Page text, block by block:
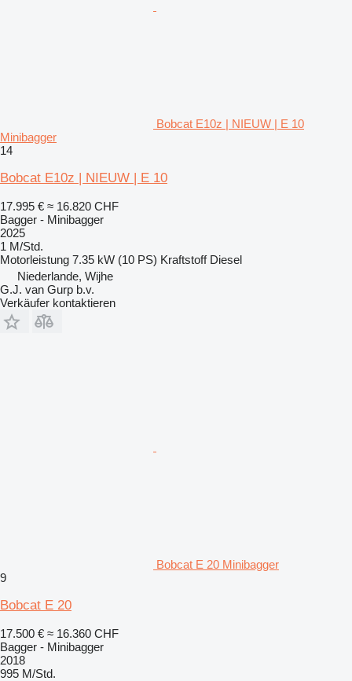
Bobcat E10z | NIEUW | E 10
Minibagger
14
Bobcat E10z | NIEUW | E 10
17.995 € ≈ 16.820 CHF
Bagger - Minibagger
2025
1 M/Std.
Motorleistung 7.35 kW (10 PS) Kraftstoff Diesel
Niederlande, Wijhe
G.J. van Gurp b.v.
Verkäufer kontaktieren
Bobcat E 20 Minibagger
9
Bobcat E 20
17.500 € ≈ 16.360 CHF
Bagger - Minibagger
2018
995 M/Std.